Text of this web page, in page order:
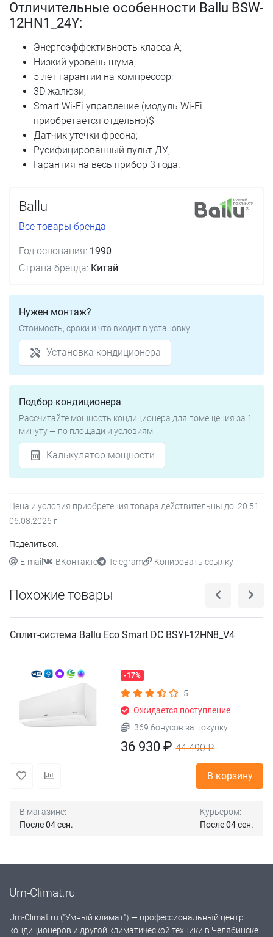
Отличительные особенности Ballu BSW-
12HN1_24Y:
Энергоэффективность класса А;
Низкий уровень шума;
5 лет гарантии на компрессор;
3D жалюзи;
Smart Wi-Fi управление (модуль Wi-Fi
приобретается отдельно)$
Датчик утечки фреона;
Русифицированный пульт ДУ;
Гарантия на весь прибор 3 года.
Ballu
Все товары бренда
Год основания: 1990
Страна бренда: Китай
Нужен монтаж?
Стоимость, сроки и что входит в установку
Установка кондиционера
Подбор кондиционера
Рассчитайте мощность кондиционера для помещения за 1
минуту — по площади и условиям
Калькулятор мощности
Цена и условия приобретения товара действительны до: 20:51
06.08.2026 г.
Поделиться:
E-mail
ВКонтакте Telegram Копировать ссылку
Похожие товары
Сплит-система Ballu Eco Smart DC BSYI-12HN8_V4
-17%
5
Ожидается поступление
369 бонусов за покупку
36 930 ₽44 490 ₽
В корзину
В магазине:
После 04 сен.
Курьером:
После 04 сен.
Um-Climat.ru
Um-Climat.ru ("Умный климат") — профессиональный центр
кондиционеров и другой климатической техники в Челябинске.